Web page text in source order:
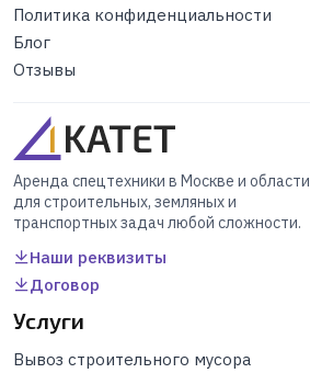
Политика конфиденциальности
Блог
Отзывы
Аренда спецтехники в Москве и области
для строительных, земляных и
транспортных задач любой сложности.
Наши реквизиты
Договор
Услуги
Вывоз строительного мусора